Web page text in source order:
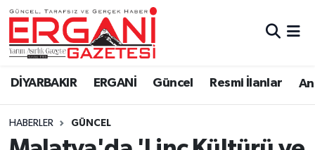
DİYARBAKIR ERGANİ Güncel Resmi İlanlar
HABERLER GÜNCEL
DİYARBAKIR
BİSMİL
BAĞLAR
ERGANİ
Güncel
Ergani Nöbetçi Eczaneler
Ergani Hava Durumu
Ergani Trafik Yoğunluk Haritası